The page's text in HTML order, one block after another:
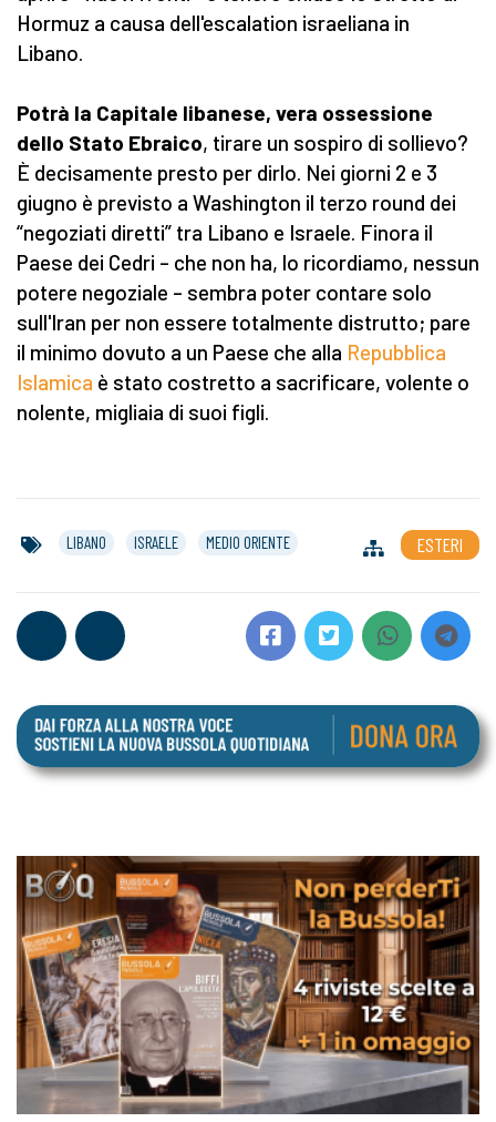
Hormuz a causa dell'escalation israeliana in
Libano.
Potrà la Capitale libanese, vera ossessione
dello Stato Ebraico, tirare un sospiro di sollievo?
È decisamente presto per dirlo. Nei giorni 2 e 3
giugno è previsto a Washington il terzo round dei
“negoziati diretti” tra Libano e Israele. Finora il
Paese dei Cedri – che non ha, lo ricordiamo, nessun
potere negoziale – sembra poter contare solo
sull'Iran per non essere totalmente distrutto; pare
il minimo dovuto a un Paese che alla Repubblica
Islamica è stato costretto a sacrificare, volente o
nolente, migliaia di suoi figli.
LIBANO ISRAELE MEDIO ORIENTE ESTERI